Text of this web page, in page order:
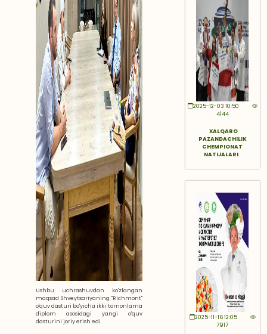
Ushbu uchrashuvdan ko'zlangan
maqsad Shveytsariyaning "Richmont"
o'quv dasturi bo'yicha ikki tomonlama
diplom asosidagi yangi o'quv
dasturini joriy etish edi.
2025-12-03 10:50
4144
XALQARO
PAZANDACHILIK
CHEMPIONAT
NATIJALARI
2025-11-16 12:05
7917